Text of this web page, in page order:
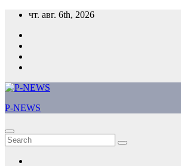
Skip
content
чт. авг. 6th, 2026
P-NEWS